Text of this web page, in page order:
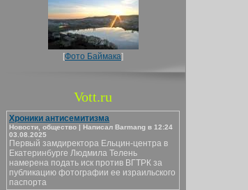
[Фото Баймака]
Vott.ru
Хроники антисемитизма
Новости, общество | Написал Barmang в 12:24
03.08.2025
Первый замдиректора Ельцин-центра в
Екатеринбурге Людмила Телень
намерена подать иск против ВГТРК за
публикацию фотографии ее израильского
паспорта